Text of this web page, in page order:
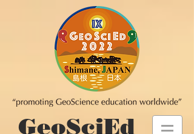
GeoSciEd